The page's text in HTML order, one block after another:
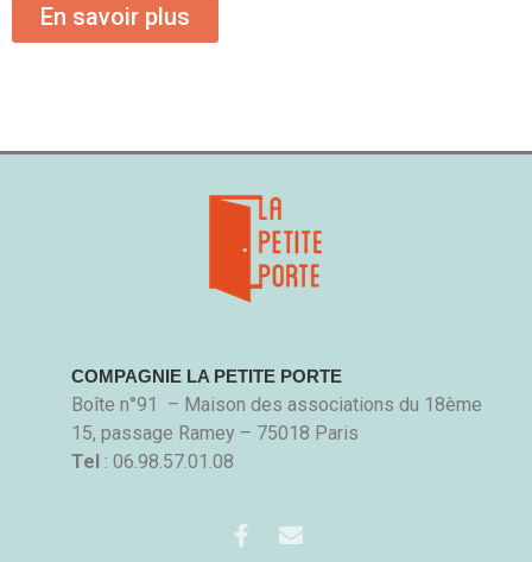
En savoir plus
COMPAGNIE LA PETITE PORTE
Boîte n°91 – Maison des associations du 18ème
15, passage Ramey – 75018 Paris
Tel : 06.98.57.01.08